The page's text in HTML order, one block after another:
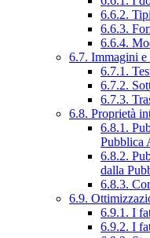
6.6.2.
6.6.3.
6.6.4.
6.7. Immagini e
6.7.1.
6.7.2.
6.7.3.
6.8. Proprietà
6.8.1.
Pubblica
6.8.2.
dalla
6.8.3.
6.9.
6.9.1. I
6.9.2. I